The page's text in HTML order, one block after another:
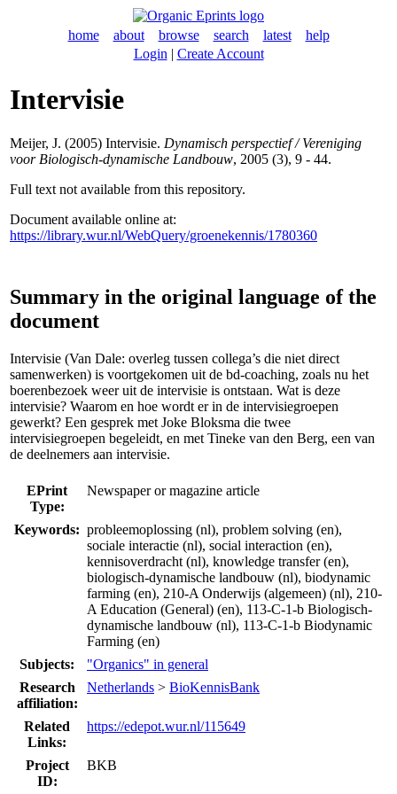
home about browse search latest
help
Login | Create Account
Intervisie
Meijer, J. (2005) Intervisie. Dynamisch perspectief / Vereniging
voor Biologisch-dynamische Landbouw, 2005 (3), 9 - 44.
Full text not available from this repository.
Document available online at:
https://library.wur.nl/WebQuery/groenekennis/1780360
Summary in the original language of the
document
Intervisie (Van Dale: overleg tussen collega’s die niet direct
samenwerken) is voortgekomen uit de bd-coaching, zoals nu het
boerenbezoek weer uit de intervisie is ontstaan. Wat is deze
intervisie? Waarom en hoe wordt er in de intervisiegroepen
gewerkt? Een gesprek met Joke Bloksma die twee
intervisiegroepen begeleidt, en met Tineke van den Berg, een van
de deelnemers aan intervisie.
EPrint
Type:
Newspaper or magazine article
Keywords: probleemoplossing (nl), problem solving (en),
sociale interactie (nl), social interaction (en),
kennisoverdracht (nl), knowledge transfer (en),
biologisch-dynamische landbouw (nl), biodynamic
farming (en), 210-A Onderwijs (algemeen) (nl), 210-
A Education (General) (en), 113-C-1-b Biologisch-
dynamische landbouw (nl), 113-C-1-b Biodynamic
Farming (en)
Subjects:
"Organics" in general
Research
affiliation:
Netherlands > BioKennisBank
Related
Links:
https://edepot.wur.nl/115649
Project
ID:
BKB